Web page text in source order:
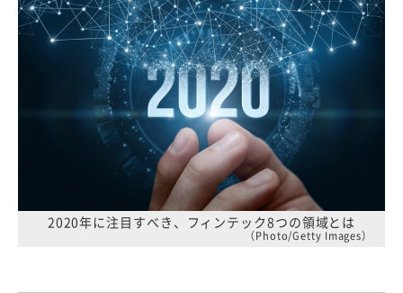
2020年に注目すべき、フィンテック8つの領域とは
（Photo/Getty Images）